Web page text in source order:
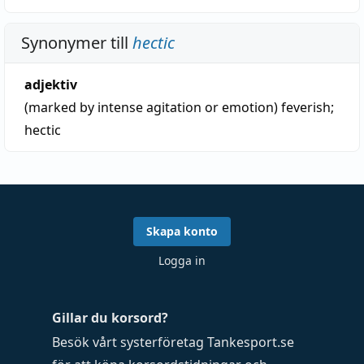
Synonymer till hectic
adjektiv
(marked by intense agitation or emotion)feverish;
hectic
Gillar du korsord?
Besök vårt systerföretag Tankesport.se
Skapa konto
Logga in